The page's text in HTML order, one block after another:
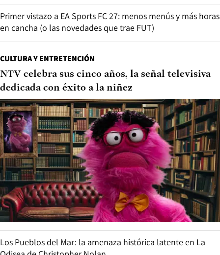
Primer vistazo a EA Sports FC 27: menos menús y más horas
en cancha (o las novedades que trae FUT)
CULTURA Y ENTRETENCIÓN
NTV celebra sus cinco años, la señal televisiva
dedicada con éxito a la niñez
Los Pueblos del Mar: la amenaza histórica latente en La